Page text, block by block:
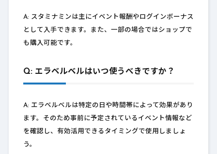
A: スタミナミンは主にイベント報酬やログインボーナス
として入手できます。また、一部の場合ではショップで
も購入可能です。
Q: エラベルベルはいつ使うべきですか？
A: エラベルベルは特定の日や時間帯によって効果があり
ます。そのため事前に予定されているイベント情報など
を確認し、有効活用できるタイミングで使用しましょ
う。